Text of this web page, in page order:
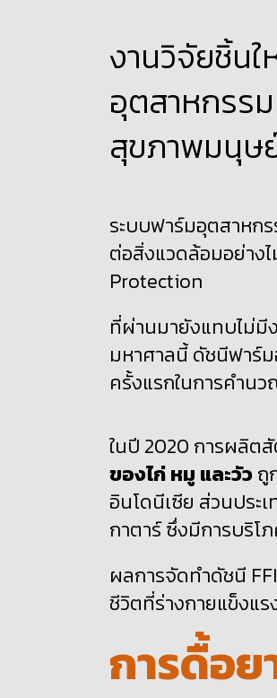
งานวิจัยชิ้น
อุตสาหกรร
สุขภาพมนุษ
ระบบฟาร์มอุตสาหก
ต่อสิ่งแวดล้อมอย่าง
Protection
ที่ผ่านมายังแทบไม่มี
มหาศาลนี้ ดัชนีฟาร์
ครั้งแรกในการคำน
ในปี 2020 การผลิต
ของไก่ หมู และวัว ถู
อินโดนีเซีย ส่วนประ
กาตาร์ ซึ่งมีการบริโ
ผลการจัดทำดัชนี
ชีวิตที่ร่างกายแข็งแ
การดื้อย